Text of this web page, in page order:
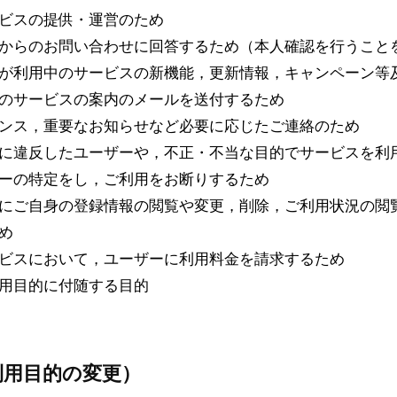
スの提供・運営のため
らのお問い合わせに回答するため（本人確認を行うこと
利用中のサービスの新機能，更新情報，キャンペーン等
サービスの案内のメールを送付するため
ス，重要なお知らせなど必要に応じたご連絡のため
違反したユーザーや，不正・不当な目的でサービスを利
の特定をし，ご利用をお断りするため
ご自身の登録情報の閲覧や変更，削除，ご利用状況の閲
スにおいて，ユーザーに利用料金を請求するため
目的に付随する目的
目的の変更）